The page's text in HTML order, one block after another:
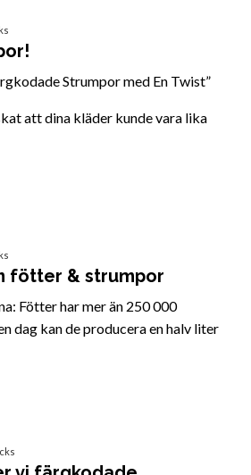
Strumpor med En Twist”
att dina kläder kunde vara lika
fötter & strumpor
Fötter har mer än 250 000
dag kan de producera en halv liter